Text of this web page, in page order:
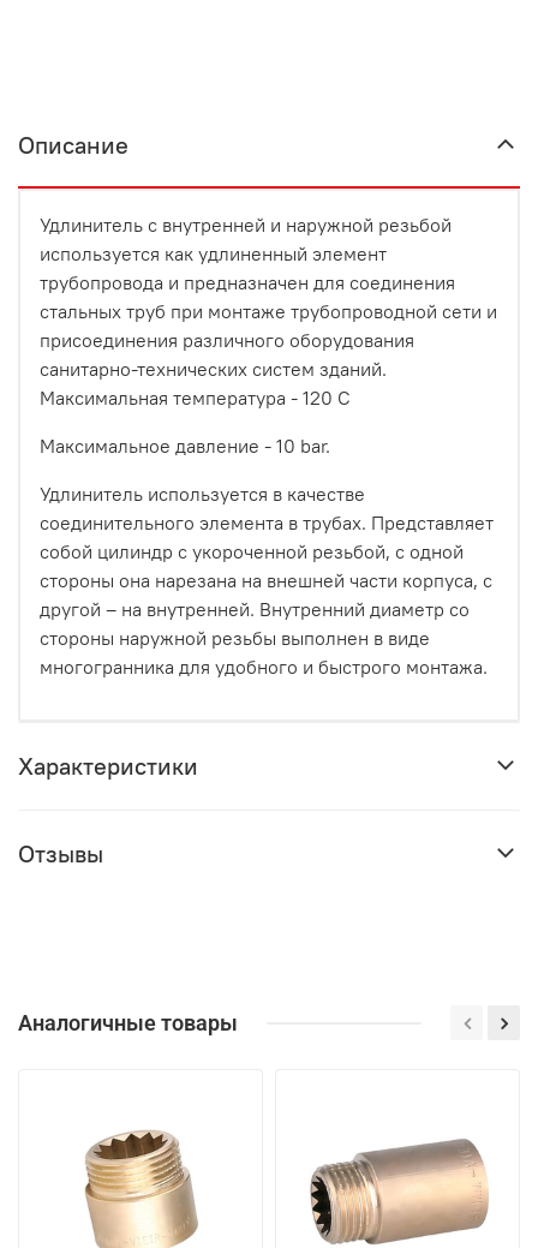
Описание
Удлинитель с внутренней и наружной резьбой
используется как удлиненный элемент
трубопровода и предназначен для соединения
стальных труб при монтаже трубопроводной сети и
присоединения различного оборудования
санитарно-технических систем зданий.
Максимальная температура - 120 С
Максимальное давление - 10 bar.
Удлинитель используется в качестве
соединительного элемента в трубах. Представляет
собой цилиндр с укороченной резьбой, с одной
стороны она нарезана на внешней части корпуса, с
другой – на внутренней. Внутренний диаметр со
стороны наружной резьбы выполнен в виде
многогранника для удобного и быстрого монтажа.
Характеристики
Отзывы
Аналогичные товары